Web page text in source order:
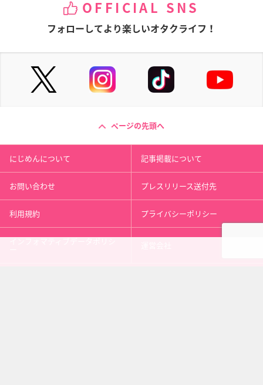
OFFICIAL SNS
フォローしてより楽しいオタクライフ！
ページの先頭へ
にじめんについて 記事掲載について
お問い合わせ プレスリリース送付先
利用規約 プライバシーポリシー
インフォマティブデータポリシ